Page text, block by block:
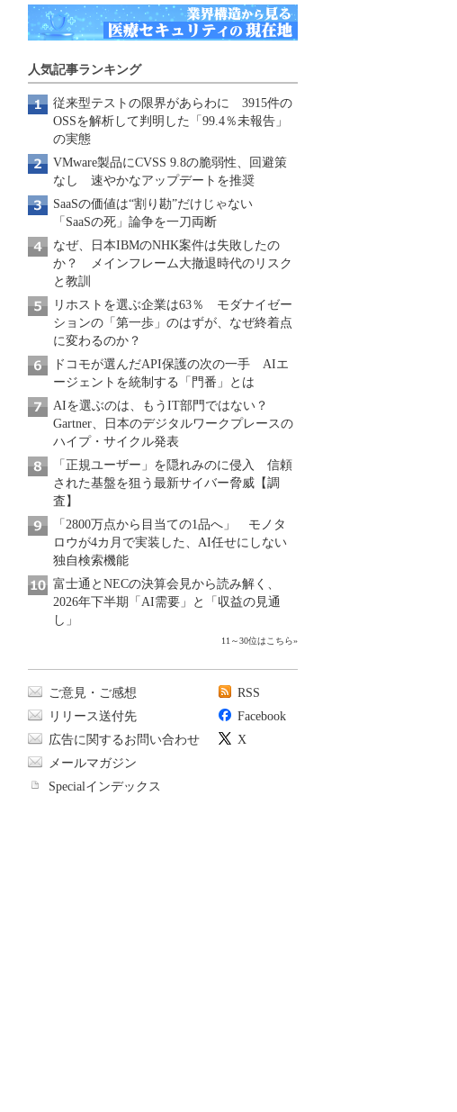
人気記事ランキング
従来型テストの限界があらわに 3915件の
OSSを解析して判明した「99.4％未報告」
の実態
VMware製品にCVSS 9.8の脆弱性、回避策
なし 速やかなアップデートを推奨
SaaSの価値は“割り勘”だけじゃない
「SaaSの死」論争を一刀両断
なぜ、日本IBMのNHK案件は失敗したの
か？ メインフレーム大撤退時代のリスク
と教訓
リホストを選ぶ企業は63％ モダナイゼー
ションの「第一歩」のはずが、なぜ終着点
に変わるのか？
ドコモが選んだAPI保護の次の一手 AIエ
ージェントを統制する「門番」とは
AIを選ぶのは、もうIT部門ではない？
Gartner、日本のデジタルワークプレースの
ハイプ・サイクル発表
「正規ユーザー」を隠れみのに侵入 信頼
された基盤を狙う最新サイバー脅威【調
査】
「2800万点から目当ての1品へ」 モノタ
ロウが4カ月で実装した、AI任せにしない
独自検索機能
富士通とNECの決算会見から読み解く、
2026年下半期「AI需要」と「収益の見通
し」
11～30位はこちら»
ご意見・ご感想
リリース送付先
広告に関するお問い合わせ
メールマガジン
Specialインデックス
RSS
Facebook
X